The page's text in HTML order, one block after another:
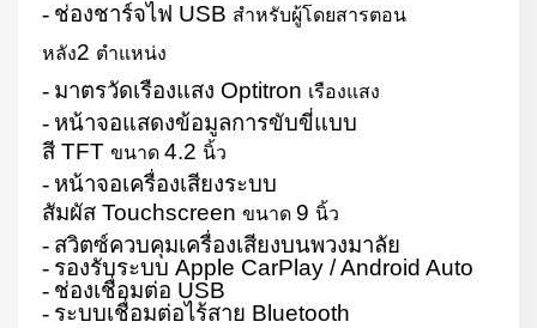
- ช่องชาร์จไฟ USB สำหรับผู้โดยสารตอน
หลัง2 ตำแหน่ง
- มาตรวัดเรืองแสง Optitron เรืองแสง
- หน้าจอแสดงข้อมูลการขับขี่แบบ
สี TFT ขนาด 4.2 นิ้ว
- หน้าจอเครื่องเสียงระบบ
สัมผัส Touchscreen ขนาด 9 นิ้ว
- สวิตซ์ควบคุมเครื่องเสียงบนพวงมาลัย
- รองรับระบบ Apple CarPlay / Android Auto
- ช่องเชื่อมต่อ USB
- ระบบเชื่อมต่อไร้สาย Bluetooth